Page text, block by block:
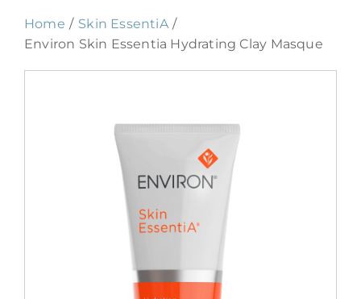
Tarieven
Webshop
Home
Skin EssentiA
Environ Skin Essentia Hydrating Clay Masque